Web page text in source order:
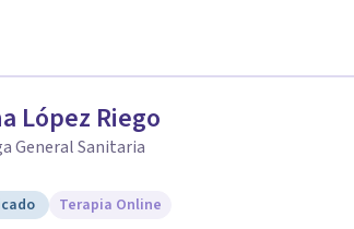
López Riego
General Sanitaria
Terapia Online